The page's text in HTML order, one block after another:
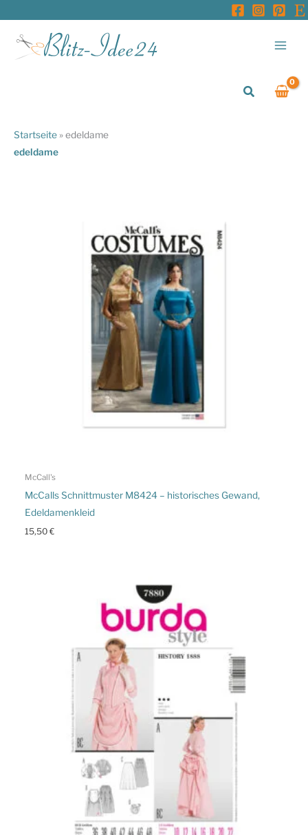
springen
Suchen
Startseite »edeldame
edeldame
McCall's
McCalls Schnittmuster M8424 – historisches Gewand,
Edeldamenkleid
15,50€